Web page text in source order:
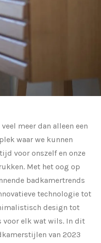
meer dan alleen een
waar we kunnen
voor onszelf en onze
Met het oog op
badkamertrends
technologie tot
design tot
voor elk wat wils. In dit
van 2023